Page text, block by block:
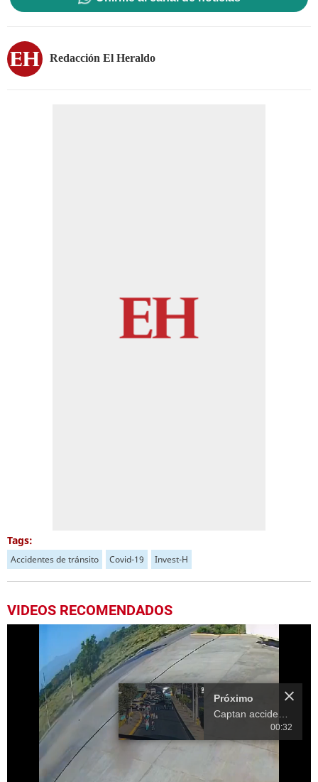
Redacción El Heraldo
Tags:
Accidentes de tránsito Covid-19 Invest-H
VIDEOS RECOMENDADOS
00:32
Próximo en 10
Captan accidente de
rastra en el bulevar
Fuerzas Armadas
00:30
3.Rastra provoca accidente en curva de Taulabé, Comayagua
00:35
Una persona herida tras accidente entre rastra y pick up en Comayagua